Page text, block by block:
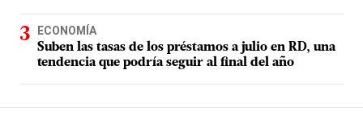
ECONOMÍA
Suben las tasas de los préstamos a julio en RD, una
tendencia que podría seguir al final del año